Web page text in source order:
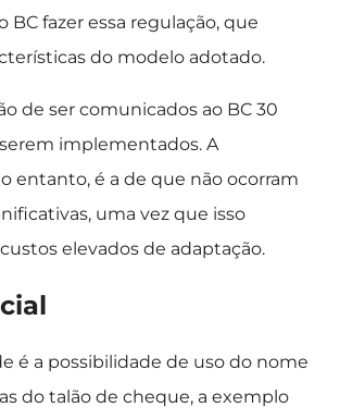
BC fazer essa regulação, que
do modelo adotado.
de ser comunicados ao BC 30
implementados. A
entanto, é a de que não ocorram
uma vez que isso
elevados de adaptação.
é a possibilidade de uso do nome
do talão de cheque, a exemplo